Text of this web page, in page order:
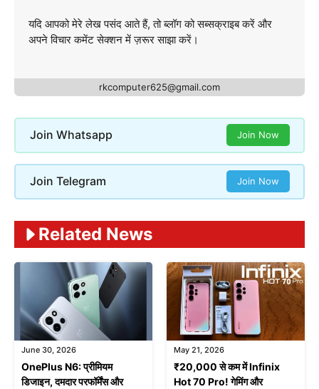
यदि आपको मेरे लेख पसंद आते हैं, तो ब्लॉग को सब्सक्राइब करें और
अपने विचार कमेंट सेक्शन में ज़रूर साझा करें।
rkcomputer625@gmail.com
Join Whatsapp Join Now
Join Telegram Join Now
Related News
June 30, 2026
OnePlus N6: प्रीमियम
डिजाइन, दमदार परफॉर्मेंस और
May 21, 2026
₹20,000 से कम में Infinix
Hot 70 Pro! गेमिंग और